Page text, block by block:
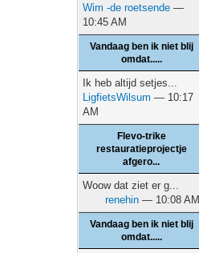
Wim -de roetsende —
10:45 AM
Vandaag ben ik niet blij
omdat.....
Ik heb altijd setjes...
LigfietsWilsum — 10:17
AM
Flevo-trike
restauratieprojectje
afgero...
Woow dat ziet er g...
renehin — 10:08 AM
Vandaag ben ik niet blij
omdat.....